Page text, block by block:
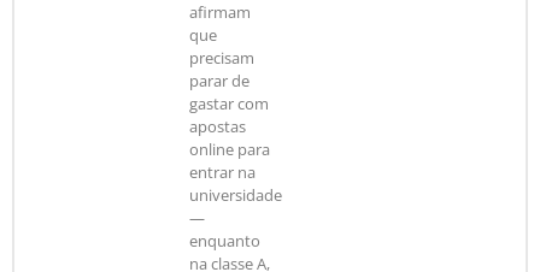
afirmam
que
precisam
parar de
gastar com
apostas
online para
entrar na
universidade
—
enquanto
na classe A,